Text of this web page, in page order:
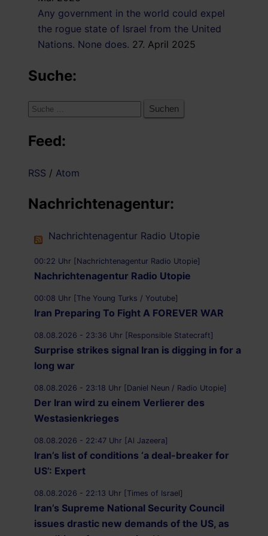
Any government in the world could expel
the rogue state of Israel from the United
Nations. None does. 27. April 2025
Suche:
Suche
Feed:
RSS / Atom
Nachrichtenagentur:
Nachrichtenagentur Radio Utopie
00:22 Uhr [Nachrichtenagentur Radio Utopie]
Nachrichtenagentur Radio Utopie
00:08 Uhr [The Young Turks / Youtube]
Iran Preparing To Fight A FOREVER WAR
08.08.2026 - 23:36 Uhr [Responsible Statecraft]
Surprise strikes signal Iran is digging in for a
long war
08.08.2026 - 23:18 Uhr [Daniel Neun / Radio Utopie]
Der Iran wird zu einem Verlierer des
Westasienkrieges
08.08.2026 - 22:47 Uhr [Al Jazeera]
Iran’s list of conditions ‘a deal-breaker for
US’: Expert
08.08.2026 - 22:13 Uhr [Times of Israel]
Iran’s Supreme National Security Council
issues drastic new demands of the US, as